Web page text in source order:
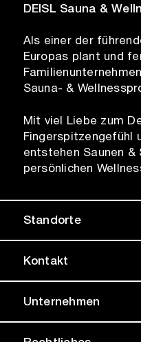
DEISL Sauna &
Als einer der
Europas plant und
Sauna- &
Mit viel Liebe zum
Fingerspitzengefühl
entstehen Saunen
persönlichen
Standorte
Kontakt
Unternehmen